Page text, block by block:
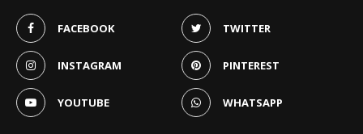
FACEBOOK TWITTER
INSTAGRAM PINTEREST
YOUTUBE WHATSAPP